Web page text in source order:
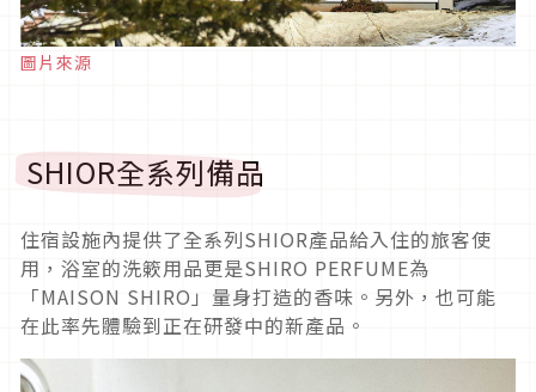
圖片來源
SHIOR全系列備品
住宿設施內提供了全系列SHIOR產品給入住的旅客使
用，浴室的洗簌用品更是SHIRO PERFUME為
「MAISON SHIRO」量身打造的香味。另外，也可能
在此率先體驗到正在研發中的新產品。